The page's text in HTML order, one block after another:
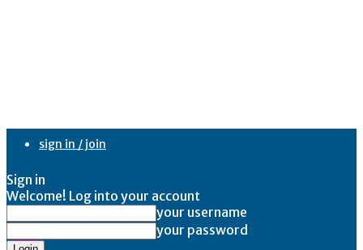
sign in / join
Sign in
Welcome! Log into your account
your username
your password